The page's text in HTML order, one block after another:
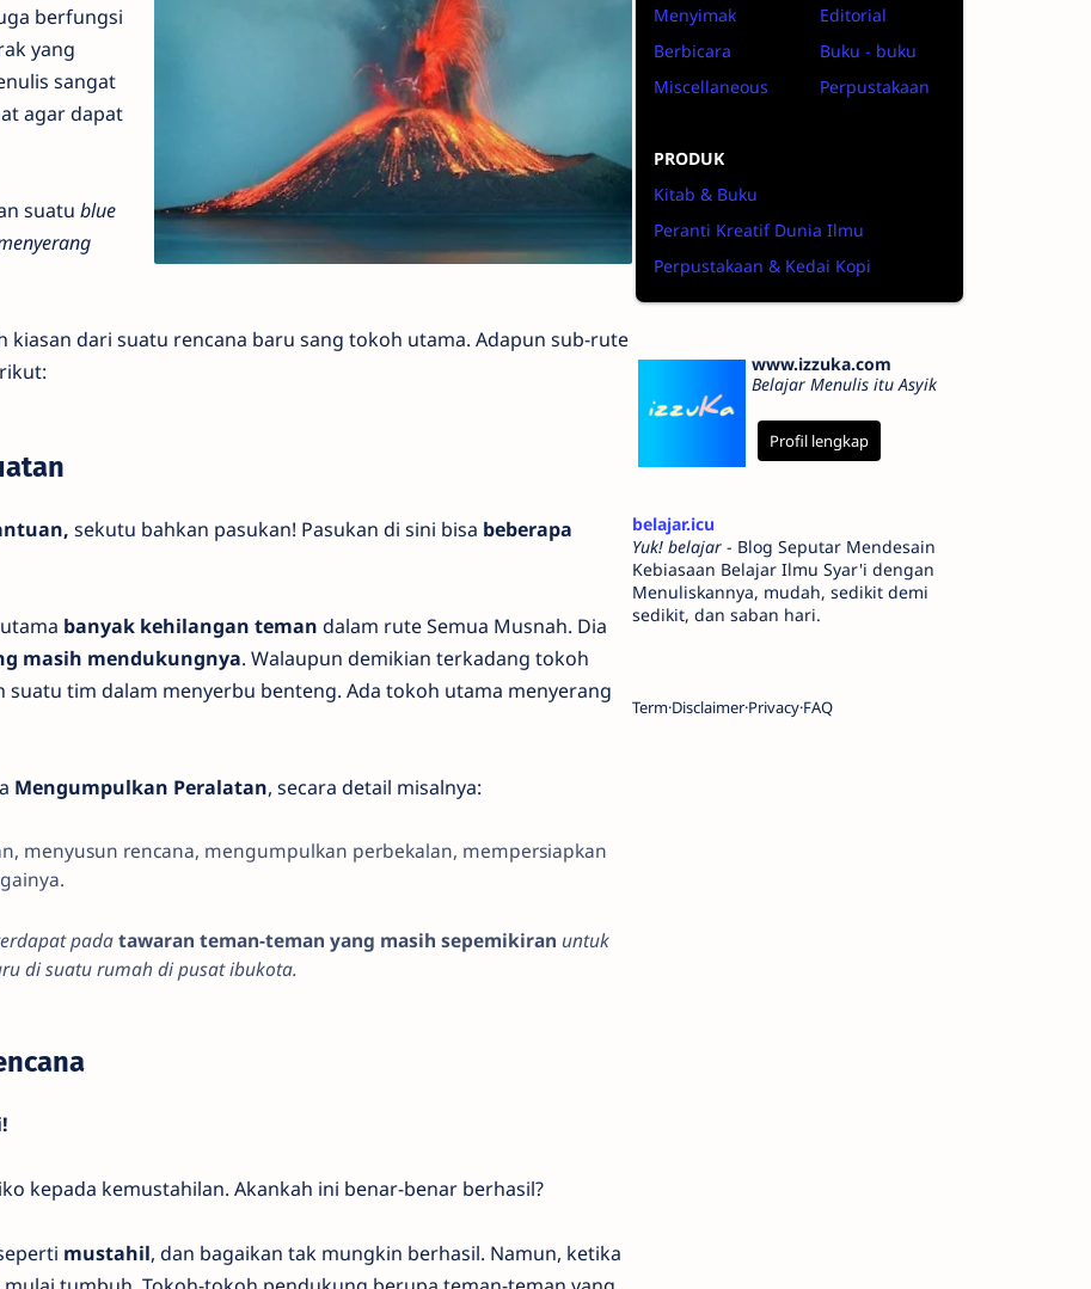
berfungsi
yang
sangat
agar dapat
suatu blue
kiasan dari suatu rencana baru sang tokoh utama. Adapun sub-rute
sekutu bahkan pasukan! Pasukan di sini bisa beberapa
banyak kehilangan teman dalam rute Semua Musnah. Dia
masih mendukungnya. Walaupun demikian terkadang tokoh
tim dalam menyerbu benteng. Ada tokoh utama menyerang
Mengumpulkan Peralatan, secara detail misalnya:
menyusun rencana, mengumpulkan perbekalan, mempersiapkan
padatawaran teman-teman yang masih sepemikiran untuk
di suatu rumah di pusat ibukota.
kemustahilan. Akankah ini benar-benar berhasil?
mustahil, dan bagaikan tak mungkin berhasil. Namun, ketika
Menyimak
Berbicara
Miscellaneous
Editorial
Buku - buku
Perpustakaan
PRODUK
Kitab & Buku
Peranti Kreatif Dunia Ilmu
Perpustakaan & Kedai Kopi
www.izzuka.com
Belajar Menulis itu Asyik
Profil lengkap
belajar.icu
Yuk! belajar- Blog Seputar Mendesain
Kebiasaan Belajar Ilmu Syar'i dengan
Menuliskannya, mudah, sedikit demi
sedikit, dan saban hari.
TermDisclaimerPrivacyFAQ